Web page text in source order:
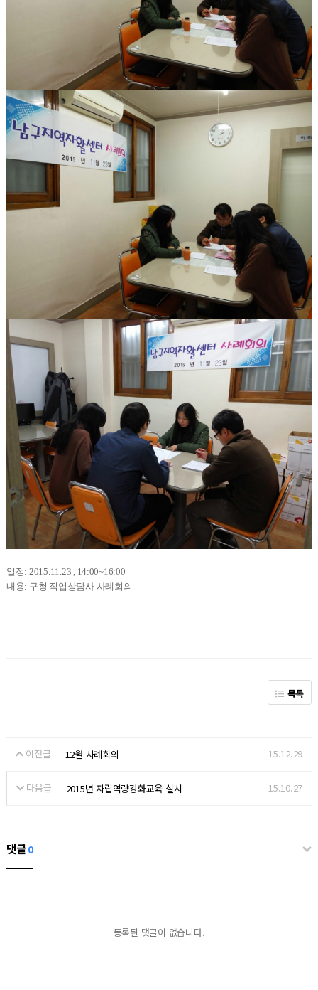
일정: 2015.11.23 , 14:00~16:00
내용: 구청 직업상담사 사례회의
목록
이전글 12월 사례회의 15.12.29
다음글 2015년 자립역량강화교육 실시 15.10.27
댓글0
등록된 댓글이 없습니다.